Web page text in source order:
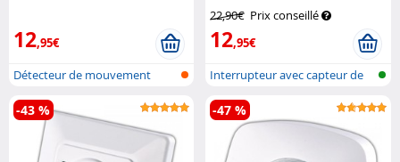
12,95€
Détecteur de mouvement
radar pour m...
22,90€ Prix conseillé
12,95€
Interrupteur avec capteur de
mouvem...
-43 % -47 %